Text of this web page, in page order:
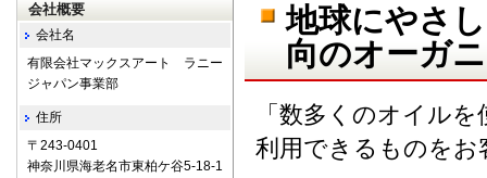
地球にやさ
向のオーガ
「数多くのオイル
利用できるものをお
会社概要
会社名
有限会社マックスアート ラニー
ジャパン事業部
住所
〒243-0401
神奈川県海老名市東柏ケ谷5-18-1